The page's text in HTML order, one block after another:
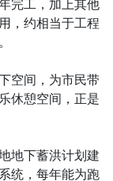
完工，加上其他
，约相当于工程
空间，为市民带
休憩空间，正是
地下蓄洪计划建
统，每年能为跑